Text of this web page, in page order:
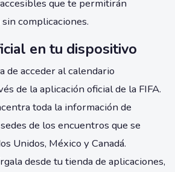
que te permitirán
complicaciones.
en tu dispositivo
de acceder al calendario
de la aplicación oficial de la FIFA.
toda la información de
de los encuentros que se
Unidos, México y Canadá.
desde tu tienda de aplicaciones,